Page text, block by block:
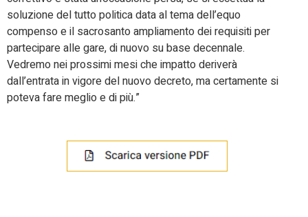
soluzione del tutto politica data al tema dell’equo
compenso e il sacrosanto ampliamento dei requisiti per
partecipare alle gare, di nuovo su base decennale.
Vedremo nei prossimi mesi che impatto deriverà
dall’entrata in vigore del nuovo decreto, ma certamente si
poteva fare meglio e di più.”